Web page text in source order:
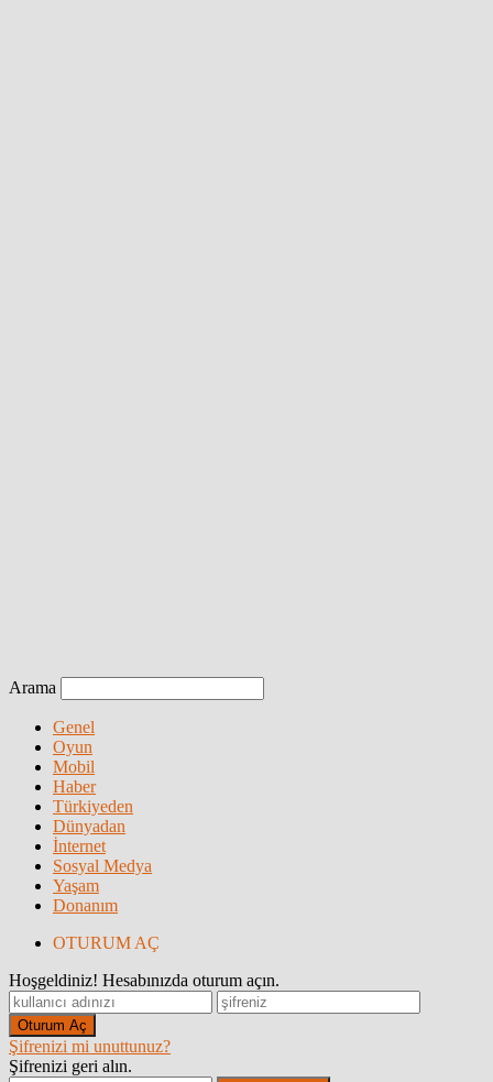
Arama
Genel
Oyun
Mobil
Haber
Türkiyeden
Dünyadan
İnternet
Sosyal Medya
Yaşam
Donanım
OTURUM AÇ
Hoşgeldiniz! Hesabınızda oturum açın.
Şifrenizi mi unuttunuz?
Şifrenizi geri alın.